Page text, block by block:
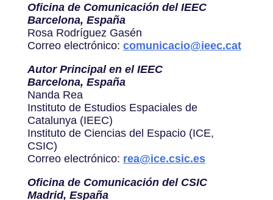
Oficina de Comunicación del IEEC
Barcelona, España
Rosa Rodríguez Gasén
Correo electrónico: comunicacio@ieec.cat
Autor Principal en el IEEC
Barcelona, España
Nanda Rea
Instituto de Estudios Espaciales de
Catalunya (IEEC)
Instituto de Ciencias del Espacio (ICE,
CSIC)
Correo electrónico: rea@ice.csic.es
Oficina de Comunicación del CSIC
Madrid, España